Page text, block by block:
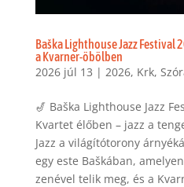
Baška Lighthouse Jazz Festival
a Kvarner-öbölben
2026 júl 13 | 2026, Krk,
🎷 Baška Lighthouse Jazz
Kvartet élőben – jazz a
Jazz a világítótorony
egy este Baškában,
zenével telik meg, és a